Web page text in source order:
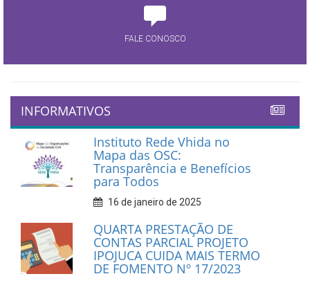
FALE CONOSCO
INFORMATIVOS
Instituto Rede Vhida no
Mapa das OSC:
Transparência e Benefícios
para Todos
16 de janeiro de 2025
QUARTA PRESTAÇÃO DE
CONTAS PARCIAL PROJETO
IPOJUCA CUIDA MAIS TERMO
DE FOMENTO Nº 17/2023